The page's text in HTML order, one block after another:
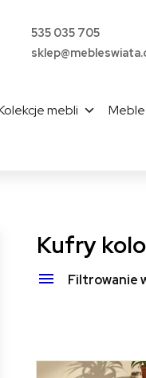
535 035 705
mebli
Kufry
Filtrowanie